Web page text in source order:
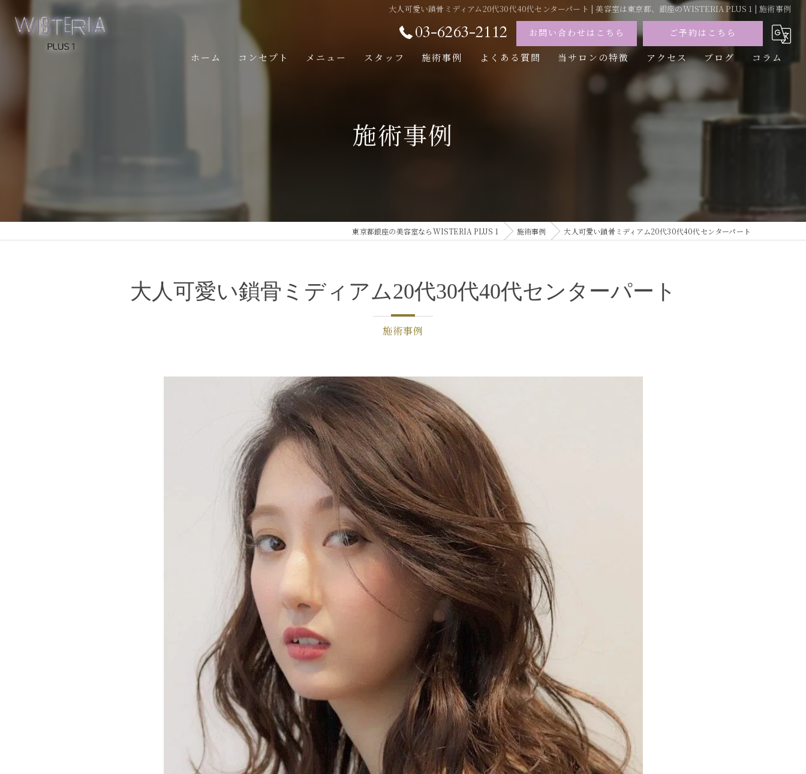
大人可愛い鎖骨ミディアム20代30代40代センターパート | 美容室は東京都、銀座のWISTERIA PLUS 1 | 施術事例
03-6263-2112 お問い合わせはこちら ご予約はこちら
ホーム コンセプト メニュー スタッフ 施術事例 よくある質問 当サロンの特徴 アクセス ブログ コラム
施術事例
東京都銀座の美容室ならWISTERIA PLUS 1 施術事例 大人可愛い鎖骨ミディアム20代30代40代センターパート
施術事例
大人可愛い鎖骨ミディアム20代30代40代センターパート